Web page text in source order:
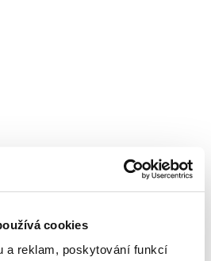
cookies
a reklam, poskytování funkcí